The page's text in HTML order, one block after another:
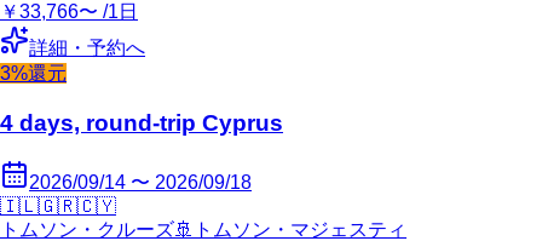
￥33,766〜 /1日
詳細・予約へ
3%還元
4 days, round-trip Cyprus
2026/09/14 〜 2026/09/18
🇮🇱🇬🇷🇨🇾
トムソン・クルーズ🚢 トムソン・マジェスティ